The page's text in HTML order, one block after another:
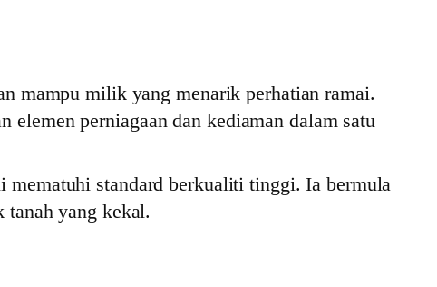
mampu milik yang menarik perhatian ramai.
perniagaan dan kediaman dalam satu
mematuhi standard berkualiti tinggi. Ia bermula
tanah yang kekal.